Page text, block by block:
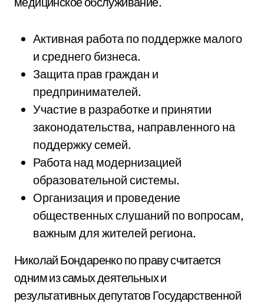
Активная работа по поддержке малого
и среднего бизнеса.
Защита прав граждан и
предпринимателей.
Участие в разработке и принятии
законодательства, направленного на
поддержку семей.
Работа над модернизацией
образовательной системы.
Организация и проведение
общественных слушаний по вопросам,
важным для жителей региона.
Николай Бондаренко по праву считается
одним из самых деятельных и
результативных депутатов Государственной